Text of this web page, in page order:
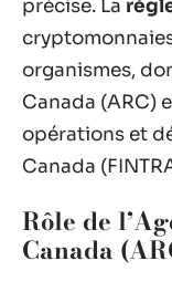
précise. La
organismes,
Canada (ARC)
opérations et
Canada
Rôle de
Canada